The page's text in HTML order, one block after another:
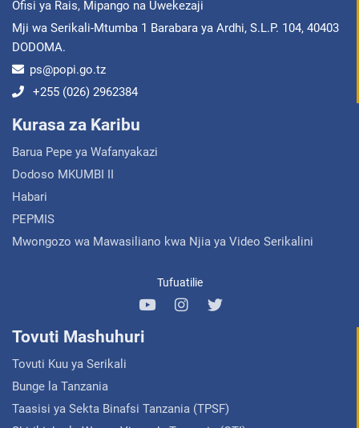
Ofisi ya Rais, Mipango na Uwekezaji
Mji wa Serikali-Mtumba 1 Barabara ya Ardhi, S.L.P. 104, 40403
DODOMA.
ps@popi.go.tz
+255 (026) 2962384
Kurasa za Karibu
Barua Pepe ya Wafanyakazi
Dodoso MKUMBI II
Habari
PEPMIS
Mwongozo wa Mawasiliano kwa Njia ya Video Serikalini
Tufuatilie
Tovuti Mashuhuri
Tovuti Kuu ya Serikali
Bunge la Tanzania
Taasisi ya Sekta Binafsi Tanzania (TPSF)